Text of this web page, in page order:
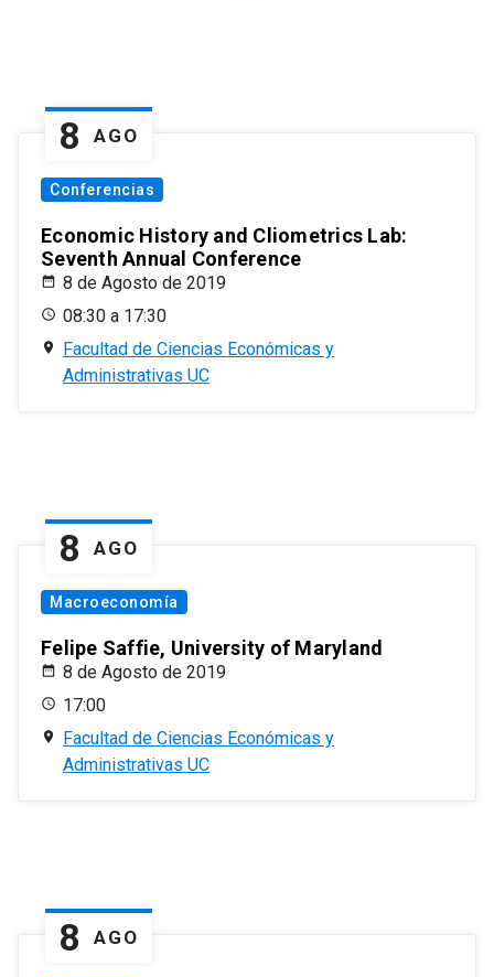
8 AGO
Conferencias
Economic History and Cliometrics Lab:
Seventh Annual Conference
8 de Agosto de 2019
08:30 a 17:30
Facultad de Ciencias Económicas y
Administrativas UC
8 AGO
Macroeconomía
Felipe Saffie, University of Maryland
8 de Agosto de 2019
17:00
Facultad de Ciencias Económicas y
Administrativas UC
8 AGO